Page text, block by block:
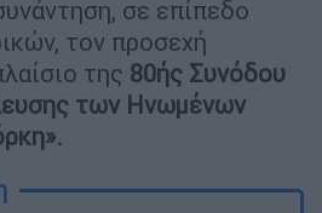
σε επίπεδο
τον προσεχή
της 80ής Συνόδου
των Ηνωμένων